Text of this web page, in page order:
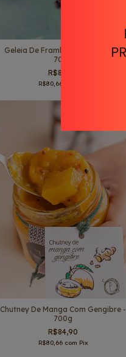
Geleia De Framboesa E Hibisco -
700g
R$84,90
R$80,66
Chutney De Manga Com Gengibre -
700g
R$84,90
R$80,66 com Pix